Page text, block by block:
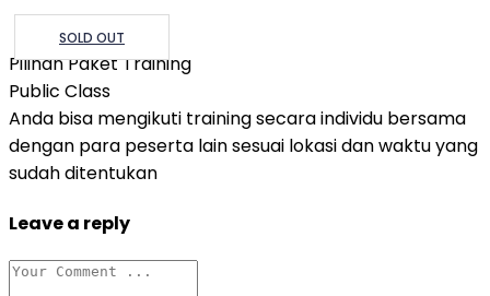
SOLD OUT
Pilihan Paket Training
Public Class
Anda bisa mengikuti training secara individu bersama
dengan para peserta lain sesuai lokasi dan waktu yang
sudah ditentukan
Leave a reply